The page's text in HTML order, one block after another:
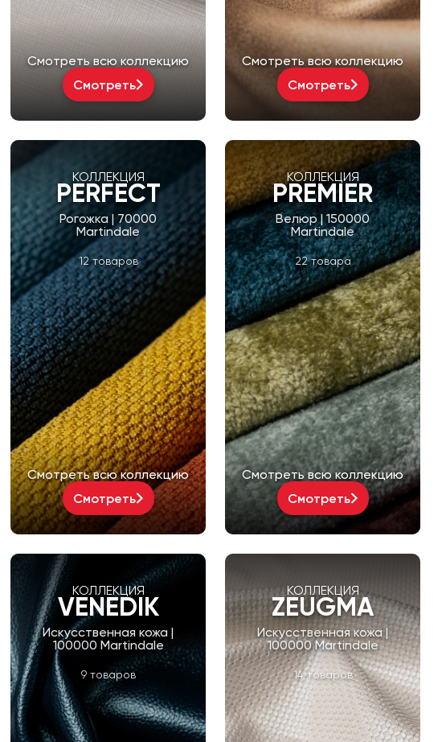
Смотреть всю коллекцию
Смотреть
Смотреть всю коллекцию
Смотреть
КОЛЛЕКЦИЯ
PERFECT
Рогожка | 70000
Martindale
12 товаров
Смотреть всю коллекцию
Смотреть
КОЛЛЕКЦИЯ
PREMIER
Велюр | 150000
Martindale
22 товара
Смотреть всю коллекцию
Смотреть
КОЛЛЕКЦИЯ
VENEDIK
Искусственная кожа |
100000 Martindale
9 товаров
КОЛЛЕКЦИЯ
ZEUGMA
Искусственная кожа |
100000 Martindale
14 товаров